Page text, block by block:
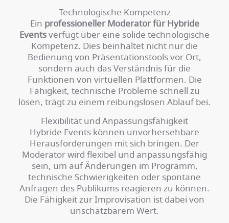
Technologische Kompetenz
Ein professioneller Moderator für Hybride
Eventsverfügt über eine solide technologische
Kompetenz. Dies beinhaltet nicht nur die
Bedienung von Präsentationstools vor Ort,
sondern auch das Verständnis für die
Funktionen von virtuellen Plattformen. Die
Fähigkeit, technische Probleme schnell zu
lösen, trägt zu einem reibungslosen Ablauf bei.
Flexibilität und Anpassungsfähigkeit
Hybride Events können unvorhersehbare
Herausforderungen mit sich bringen. Der
Moderator wird flexibel und anpassungsfähig
sein, um auf Änderungen im Programm,
technische Schwierigkeiten oder spontane
Anfragen des Publikums reagieren zu können.
Die Fähigkeit zur Improvisation ist dabei von
unschätzbarem Wert.